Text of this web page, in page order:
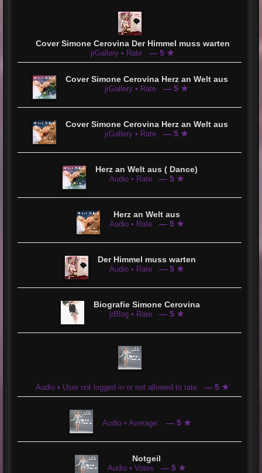
Cover Simone Cerovina Der Himmel muss warten
jrGallery • Rate — 5 ★
Cover Simone Cerovina Herz an Welt aus
jrGallery • Rate — 5 ★
Cover Simone Cerovina Herz an Welt aus
jrGallery • Rate — 5 ★
Herz an Welt aus ( Dance)
Audio • Rate — 5 ★
Herz an Welt aus
Audio • Rate — 5 ★
Der Himmel muss warten
Audio • Rate — 5 ★
Biografie Simone Cerovina
jrBlog • Rate — 5 ★
Audio • User not logged in or not allowed to rate — 5 ★
Audio • Average: — 5 ★
Notgeil
Audio • Votes — 5 ★